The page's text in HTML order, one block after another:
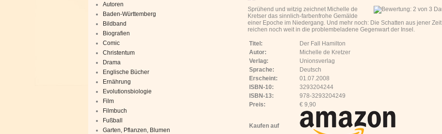
Autoren
Baden-Württemberg
Bildband
Biografien
Comic
Christentum
Drama
Englische Bücher
Ernährung
Evolutionsbiologie
Film
Filmbuch
Fußball
Garten, Pflanzen, Blumen
Sprühend und witzig zeichnet Michelle de
Kretser das sinnlich-farbenfrohe Gemälde
einer Epoche im Niedergang. Und mehr noch: Die Schatten aus jener Zeit
reichen noch weit in die problembeladene Gegenwart der Insel.
Titel:
Der Fall Hamilton
Autor:
Michelle de Kretzer
Verlag:
Unionsverlag
Sprache:
Deutsch
Erscheint:
01.07.2008
ISBN-10:
3293204244
ISBN-13:
978-3293204249
Preis:
€ 9,90
Kaufen auf